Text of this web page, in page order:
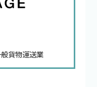
貨物運送業